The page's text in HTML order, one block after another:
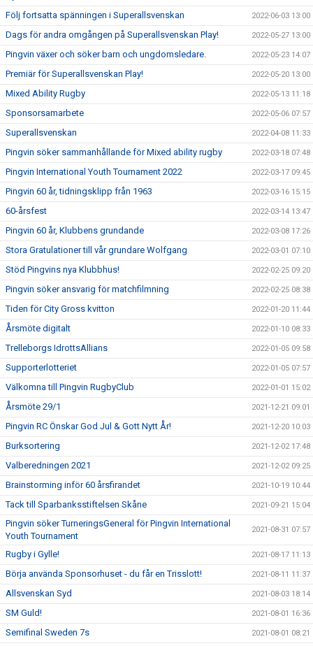
Följ fortsatta spänningen i Superallsvenskan 2022-06-03 13:00
Dags för andra omgången på Superallsvenskan Play! 2022-05-27 13:00
Pingvin växer och söker barn och ungdomsledare. 2022-05-23 14:07
Premiär för Superallsvenskan Play! 2022-05-20 13:00
Mixed Ability Rugby 2022-05-13 11:18
Sponsorsamarbete 2022-05-06 07:57
Superallsvenskan 2022-04-08 11:33
Pingvin söker sammanhållande för Mixed ability rugby 2022-03-18 07:48
Pingvin International Youth Tournament 2022 2022-03-17 09:45
Pingvin 60 år, tidningsklipp från 1963 2022-03-16 15:15
60-årsfest 2022-03-14 13:47
Pingvin 60 år, Klubbens grundande 2022-03-08 17:26
Stora Gratulationer till vår grundare Wolfgang 2022-03-01 07:10
Stöd Pingvins nya Klubbhus! 2022-02-25 09:20
Pingvin söker ansvarig för matchfilmning 2022-02-25 08:38
Tiden för City Gross kvitton 2022-01-20 11:44
Årsmöte digitalt 2022-01-10 08:33
Trelleborgs IdrottsAllians 2022-01-05 09:58
Supporterlotteriet 2022-01-05 07:57
Välkomna till Pingvin RugbyClub 2022-01-01 15:02
Årsmöte 29/1 2021-12-21 09:01
Pingvin RC Önskar God Jul & Gott Nytt År! 2021-12-20 10:03
Burksortering 2021-12-02 17:48
Valberedningen 2021 2021-12-02 09:25
Brainstorming inför 60 årsfirandet 2021-10-19 10:44
Tack till Sparbanksstiftelsen Skåne 2021-09-21 15:04
Pingvin söker TurneringsGeneral för Pingvin International
Youth Tournament
2021-08-31 07:57
Rugby i Gylle! 2021-08-17 11:13
Börja använda Sponsorhuset - du får en Trisslott! 2021-08-11 11:37
Allsvenskan Syd 2021-08-03 18:14
SM Guld! 2021-08-01 16:36
Semifinal Sweden 7s 2021-08-01 08:21